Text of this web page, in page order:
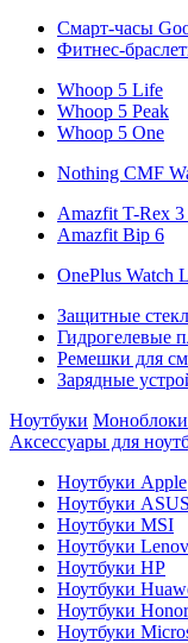
Смарт-часы
Фитнес-
Whoop 5 Life
Whoop 5 Peak
Whoop 5 One
Nothing CMF
Amazfit T-Rex 3
Amazfit Bip 6
OnePlus Watch
Защитные
Гидрогелевые
Ремешки для
Зарядные
Ноутбуки Моноблоки
Аксессуары для
Ноутбуки Apple
Ноутбуки ASUS
Ноутбуки MSI
Ноутбуки
Ноутбуки HP
Ноутбуки
Ноутбуки Honor
Ноутбуки